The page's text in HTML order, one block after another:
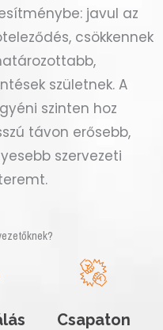
javul az
csökkennek
születnek. A
szinten hoz
távon erősebb,
szervezeti
Csapaton